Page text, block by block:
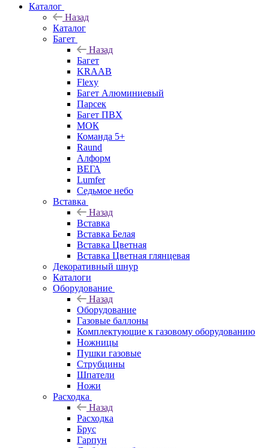
Каталог
Назад
Каталог
Багет
Назад
Багет
KRAAB
Flexy
Багет Алюминиевый
Парсек
Багет ПВХ
МОК
Команда 5+
Raund
Алформ
ВЕГА
Lumfer
Седьмое небо
Вставка
Назад
Вставка
Вставка Белая
Вставка Цветная
Вставка Цветная глянцевая
Декоративный шнур
Каталоги
Оборудование
Назад
Оборудование
Газовые баллоны
Комплектующие к газовому оборудованию
Ножницы
Пушки газовые
Струбцины
Шпатели
Ножи
Расходка
Назад
Расходка
Брус
Гарпун